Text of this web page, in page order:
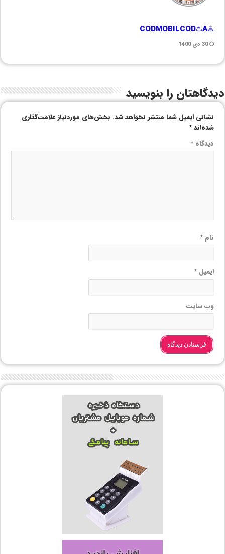
♨️CODMOBILCOD♨️A
30 دی 1400
دیدگاهتان را بنویسید
نشانی ایمیل شما منتشر نخواهد شد. بخش‌های موردنیاز علامت‌گذاری
شده‌اند*
دیدگاه*
نام*
ایمیل*
وب‌ سایت